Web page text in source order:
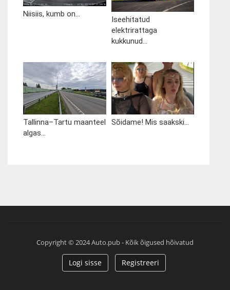
Niisiis, kumb on...
Iseehitatud
elektrirattaga
kukkunud...
Tallinna–Tartu maanteel
algas...
Sõidame! Mis saakski...
Copyright © 2024 Auto.pub - Kõik õigused hõivatud
Logi sisse Registreeri